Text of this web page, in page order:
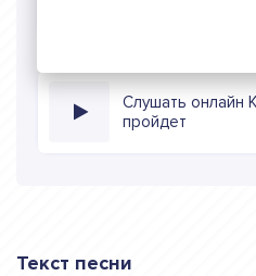
Слушать онлайн
пройдет
Текст песни